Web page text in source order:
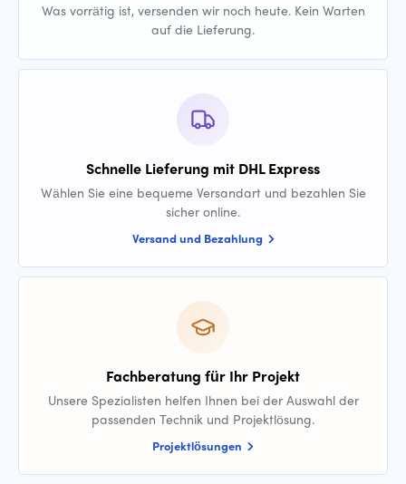
Was vorrätig ist, versenden wir noch heute. Kein Warten
auf die Lieferung.
Schnelle Lieferung mit DHL Express
Wählen Sie eine bequeme Versandart und bezahlen Sie
sicher online.
Versand und Bezahlung
Fachberatung für Ihr Projekt
Unsere Spezialisten helfen Ihnen bei der Auswahl der
passenden Technik und Projektlösung.
Projektlösungen